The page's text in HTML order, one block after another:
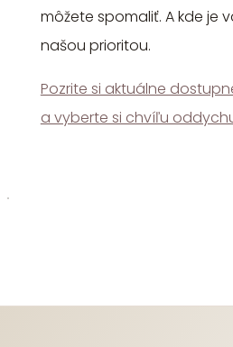
môžete spomaliť. A kde je
našou prioritou.
Pozrite si aktuálne
a vyberte si chvíľu